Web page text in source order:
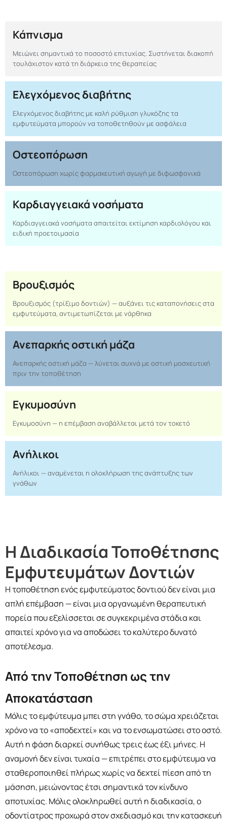
Κάπνισμα
Μειώνει σημαντικά το ποσοστό επιτυχίας. Συστήνεται διακοπή
τουλάχιστον κατά τη διάρκεια της θεραπείας
Ελεγχόμενος διαβήτης
Ελεγχόμενος διαβήτης με καλή ρύθμιση γλυκόζης τα
εμφυτεύματα μπορούν να τοποθετηθούν με ασφάλεια
Οστεοπόρωση
Οστεοπόρωση χωρίς φαρμακευτική αγωγή με διφωσφονικά
Καρδιαγγειακά νοσήματα
Καρδιαγγειακά νοσήματα απαιτείται εκτίμηση καρδιολόγου και
ειδική προετοιμασία
Βρουξισμός
Βρουξισμός (τρίξιμο δοντιών) — αυξάνει τις καταπονήσεις στα
εμφυτεύματα, αντιμετωπίζεται με νάρθηκα
Ανεπαρκής οστική μάζα
Ανεπαρκής οστική μάζα — λύνεται συχνά με οστική μοσχευτική
πριν την τοποθέτηση
Εγκυμοσύνη
Εγκυμοσύνη — η επέμβαση αναβάλλεται μετά τον τοκετό
Ανήλικοι
Ανήλικοι — αναμένεται η ολοκλήρωση της ανάπτυξης των
γνάθων
Η Διαδικασία Τοποθέτησης
Εμφυτευμάτων Δοντιών
Η τοποθέτηση ενός εμφυτεύματος δοντιού δεν είναι μια
απλή επέμβαση — είναι μια οργανωμένη θεραπευτική
πορεία που εξελίσσεται σε συγκεκριμένα στάδια και
απαιτεί χρόνο για να αποδώσει το καλύτερο δυνατό
αποτέλεσμα.
Από την Τοποθέτηση ως την
Αποκατάσταση
Μόλις το εμφύτευμα μπει στη γνάθο, το σώμα χρειάζεται
χρόνο να το «αποδεχτεί» και να το ενσωματώσει στο οστό.
Αυτή η φάση διαρκεί συνήθως τρεις έως έξι μήνες. Η
αναμονή δεν είναι τυχαία — επιτρέπει στο εμφύτευμα να
σταθεροποιηθεί πλήρως χωρίς να δεχτεί πίεση από τη
μάσηση, μειώνοντας έτσι σημαντικά τον κίνδυνο
αποτυχίας. Μόλις ολοκληρωθεί αυτή η διαδικασία, ο
οδοντίατρος προχωρά στον σχεδιασμό και την κατασκευή